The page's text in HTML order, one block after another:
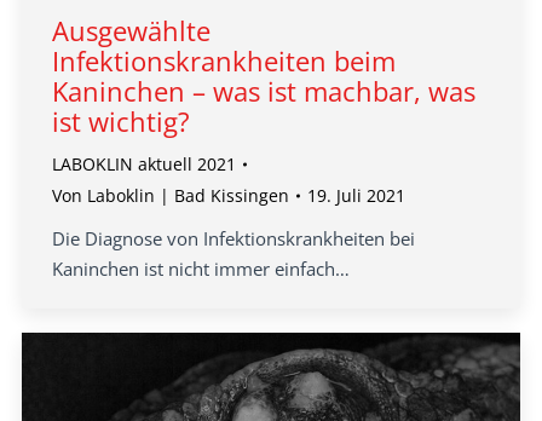
Ausgewählte
Infektionskrankheiten beim
Kaninchen – was ist machbar, was
ist wichtig?
LABOKLIN aktuell 2021
Von Laboklin | Bad Kissingen 19. Juli 2021
Die Diagnose von Infektionskrankheiten bei
Kaninchen ist nicht immer einfach…